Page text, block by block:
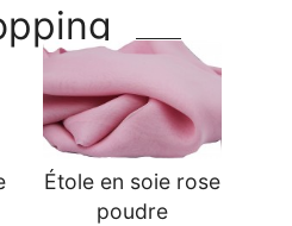
Étole en soie rose
poudre